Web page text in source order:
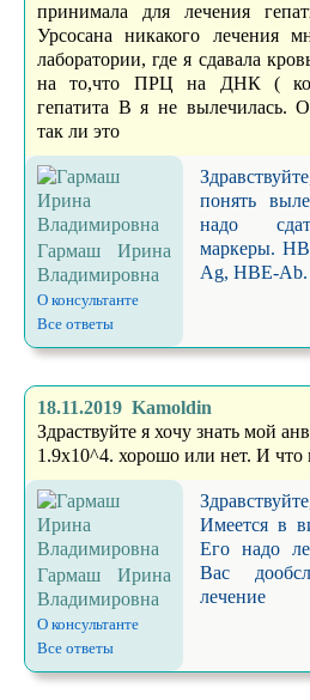
принимала для лечения
Урсосана никакого лечения
лаборатории, где я сдавала
на то,что ПРЦ на ДНК (
гепатита В я не вылечилась.
так ли это
Гармаш Ирина
Владимировна
О консультанте
Все ответы
понять
надо
маркеры.
Ag, HBE-Ab.
18.11.2019 Kamoldin
Здраствуйте я хочу знать мой
1.9х10^4. хорошо или нет. И что
Гармаш Ирина
Владимировна
О консультанте
Все ответы
Имеется в
Его надо
Вас
лечение